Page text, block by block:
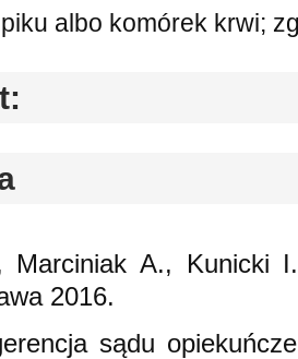
albo komórek krwi;
Marciniak A., Kunicki
2016.
sądu